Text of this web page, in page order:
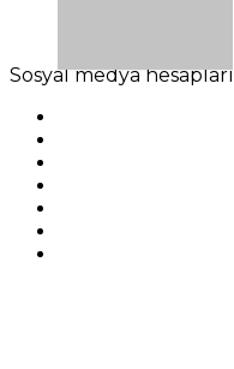
Sosyal medya